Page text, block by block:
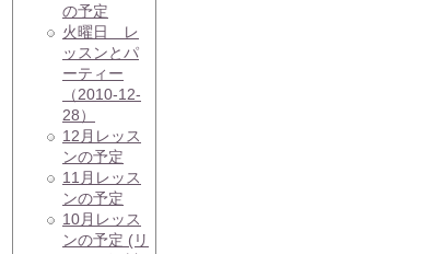
の予定
火曜日 レ
ッスンとパ
ーティー
（2010-12-
28）
12月レッス
ンの予定
11月レッス
ンの予定
10月レッス
ンの予定 (リ